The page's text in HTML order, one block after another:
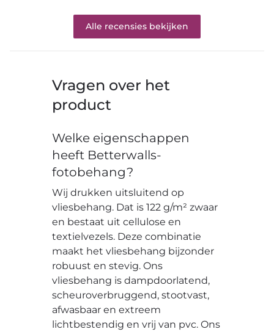
Alle recensies bekijken
Vragen over het
product
Welke eigenschappen
heeft Betterwalls-
fotobehang?
Wij drukken uitsluitend op
vliesbehang. Dat is 122 g/m² zwaar
en bestaat uit cellulose en
textielvezels. Deze combinatie
maakt het vliesbehang bijzonder
robuust en stevig. Ons
vliesbehang is dampdoorlatend,
scheuroverbruggend, stootvast,
afwasbaar en extreem
lichtbestendig en vrij van pvc. Ons